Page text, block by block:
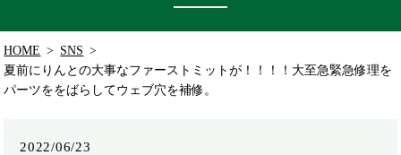
HOME
SNS
夏前にりんとの大事なファーストミットが！！！！大至急緊急修理を️
パーツををばらしてウェブ穴を補修。
2022/06/23